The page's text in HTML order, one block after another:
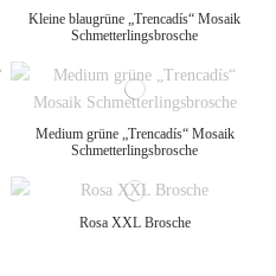
Kleine blaugrüne „Trencadís“ Mosaik
Schmetterlingsbrosche
Medium grüne „Trencadís“ Mosaik
Schmetterlingsbrosche
Rosa XXL Brosche